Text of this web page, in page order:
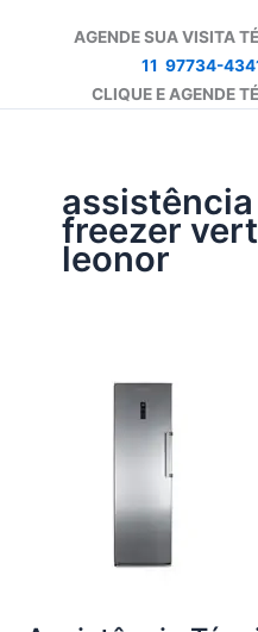
AGENDE SUA VISITA
11 97734-
CLIQUE E AGENDE
freezer
leonor